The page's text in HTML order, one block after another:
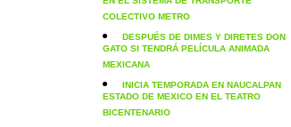
EN EL SISTEMA DE TRANSPORTE
COLECTIVO METRO
DESPUÉS DE DIMES Y DIRETES DON
GATO SI TENDRÁ PELÍCULA ANIMADA
MEXICANA
INICIA TEMPORADA EN NAUCALPAN
ESTADO DE MEXICO EN EL TEATRO
BICENTENARIO